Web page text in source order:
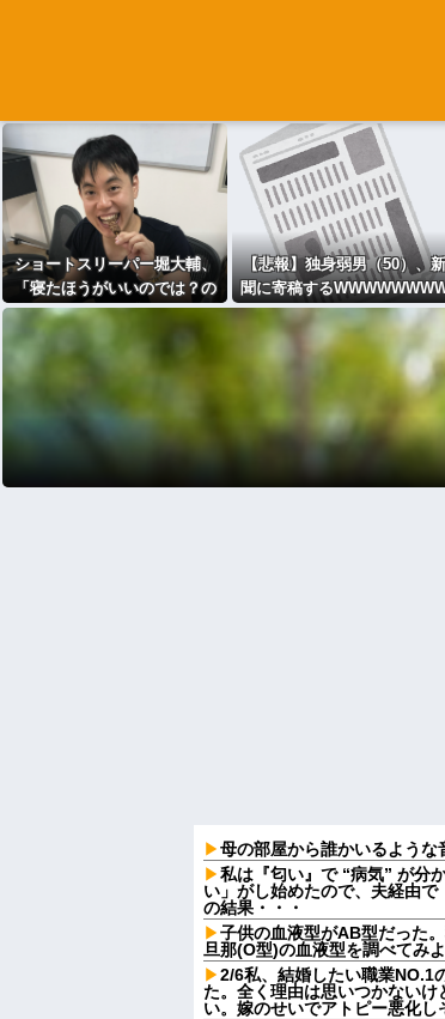
ショートスリーパー堀大輔、
「寝たほうがいいのでは？の
コメントにブチギレ
【悲報】独身弱男（50）、新
聞に寄稿する
WWWWWWWWWWWWWWW
母の部屋から誰かいるような
私は『匂い』で “病気” が分
い」がし始めたので、夫経由
の結果・・・
子供の血液型がAB型だった
旦那(O型)の血液型を調べてみ
2/6私、結婚したい職業NO.1
た。全く理由は思いつかない
い。嫁のせいでアトピー悪化し